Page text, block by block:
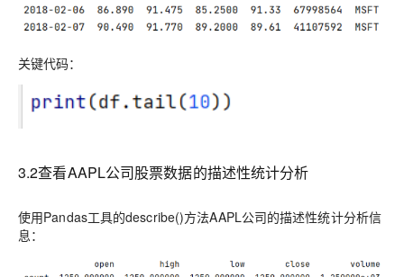
关键代码：
3.2查看AAPL公司股票数据的描述性统计分析
使用Pandas工具的describe()方法AAPL公司的描述性统计分析信
息：